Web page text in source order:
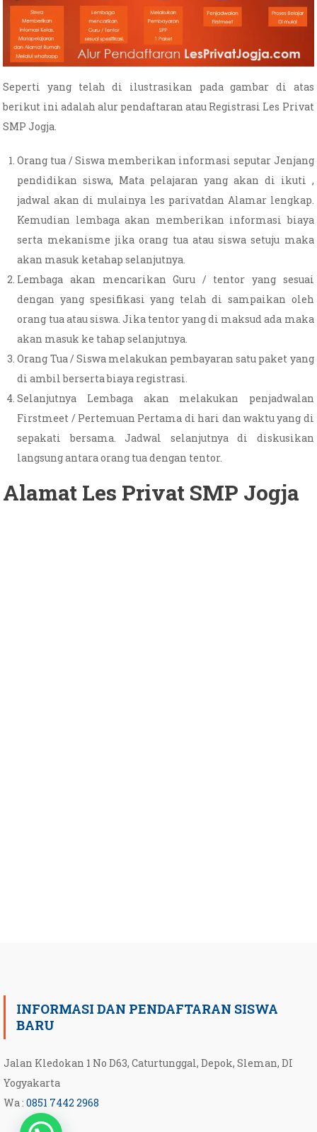
Seperti yang telah di ilustrasikan pada gambar di atas
berikut ini adalah alur pendaftaran atau Registrasi Les Privat
SMP Jogja.
Orang tua / Siswa memberikan informasi seputar Jenjang
pendidikan siswa, Mata pelajaran yang akan di ikuti ,
jadwal akan di mulainya les parivatdan Alamar lengkap.
Kemudian lembaga akan memberikan informasi biaya
serta mekanisme jika orang tua atau siswa setuju maka
akan masuk ketahap selanjutnya.
Lembaga akan mencarikan Guru / tentor yang sesuai
dengan yang spesifikasi yang telah di sampaikan oleh
orang tua atau siswa. Jika tentor yang di maksud ada maka
akan masuk ke tahap selanjutnya.
Orang Tua / Siswa melakukan pembayaran satu paket yang
di ambil berserta biaya registrasi.
Selanjutnya Lembaga akan melakukan penjadwalan
Firstmeet / Pertemuan Pertama di hari dan waktu yang di
sepakati bersama. Jadwal selanjutnya di diskusikan
langsung antara orang tua dengan tentor.
Alamat Les Privat SMP Jogja
INFORMASI DAN PENDAFTARAN SISWA
BARU
Jalan Kledokan 1 No D63, Caturtunggal, Depok, Sleman, DI
Yogyakarta
Wa : 0851 7442 2968